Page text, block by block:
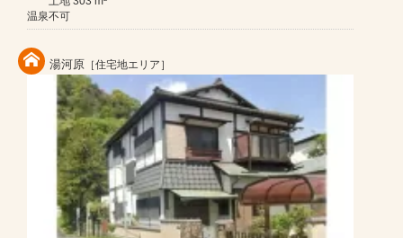
温泉不可
湯河原 ［住宅地エリア］